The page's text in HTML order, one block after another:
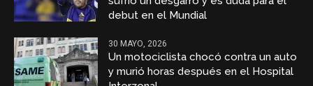
debut en el Mundial
30 MAYO, 2026
Un motociclista chocó contra un auto
y murió horas después en el Hospital